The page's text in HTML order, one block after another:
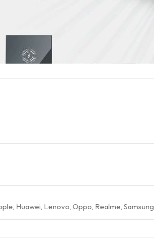
, Huawei, Lenovo, Oppo, Realme, Samsung